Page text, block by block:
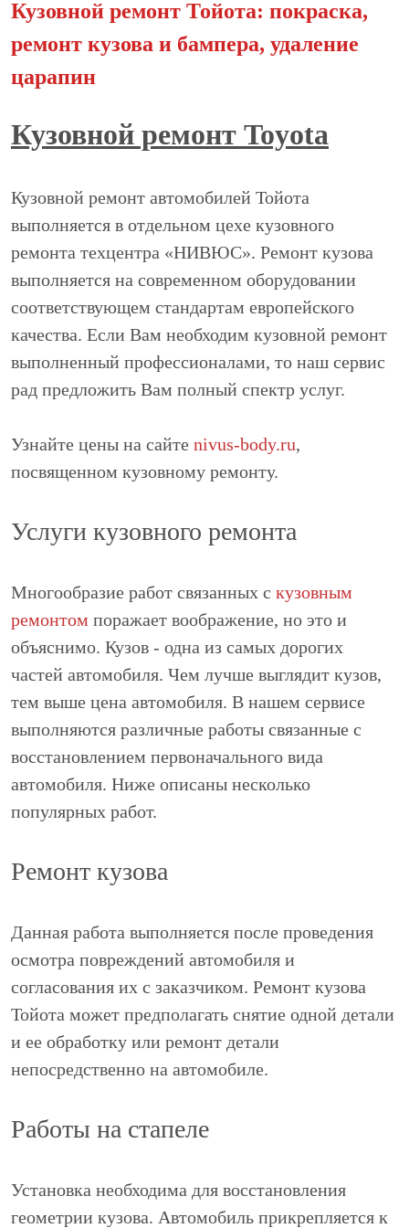
Кузовной ремонт Тойота: покраска,
ремонт кузова и бампера, удаление
царапин
Кузовной ремонт Toyota
Кузовной ремонт автомобилей Тойота
выполняется в отдельном цехе кузовного
ремонта техцентра «НИВЮС». Ремонт кузова
выполняется на современном оборудовании
соответствующем стандартам европейского
качества. Если Вам необходим кузовной ремонт
выполненный профессионалами, то наш сервис
рад предложить Вам полный спектр услуг.
Узнайте цены на сайте nivus-body.ru,
посвященном кузовному ремонту.
Услуги кузовного ремонта
Многообразие работ связанных с кузовным
ремонтом поражает воображение, но это и
объяснимо. Кузов - одна из самых дорогих
частей автомобиля. Чем лучше выглядит кузов,
тем выше цена автомобиля. В нашем сервисе
выполняются различные работы связанные с
восстановлением первоначального вида
автомобиля. Ниже описаны несколько
популярных работ.
Ремонт кузова
Данная работа выполняется после проведения
осмотра повреждений автомобиля и
согласования их с заказчиком. Ремонт кузова
Тойота может предполагать снятие одной детали
и ее обработку или ремонт детали
непосредственно на автомобиле.
Работы на стапеле
Установка необходима для восстановления
геометрии кузова. Автомобиль прикрепляется к